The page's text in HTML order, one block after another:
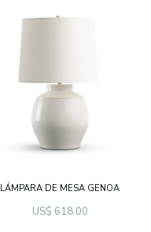
LÁMPARA DE MESA GENOA
US$ 618.00